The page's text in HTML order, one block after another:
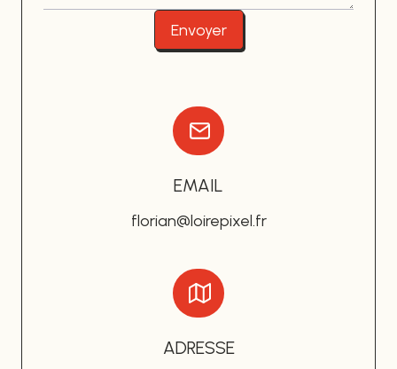
Envoyer
EMAIL
florian@loirepixel.fr
ADRESSE